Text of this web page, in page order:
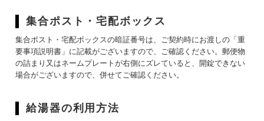
集合ポスト・宅配ボックス
集合ポスト・宅配ボックスの暗証番号は、ご契約時にお渡しの「重
要事項説明書」に記載がございますので、ご確認ください。郵便物
の詰まり又はネームプレートが右側にズレていると、開錠できない
場合がございますので、併せてご確認ください。
給湯器の利用方法